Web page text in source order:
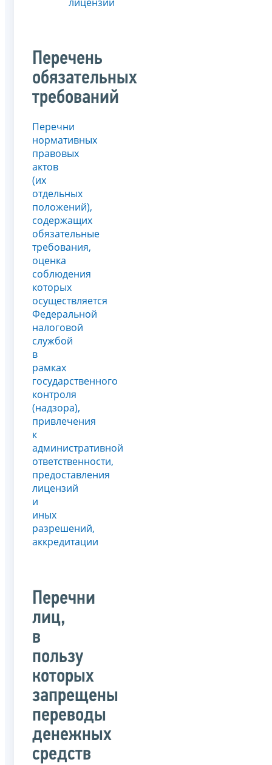
Перечень
обязательных
требований
Перечни
нормативных
правовых
актов
(их
отдельных
положений),
содержащих
обязательные
требования,
оценка
соблюдения
которых
осуществляется
Федеральной
налоговой
службой
в
рамках
государственного
контроля
(надзора),
привлечения
к
административной
ответственности,
предоставления
лицензий
и
иных
разрешений,
аккредитации
Перечни
лиц,
в
пользу
которых
запрещены
переводы
денежных
средств